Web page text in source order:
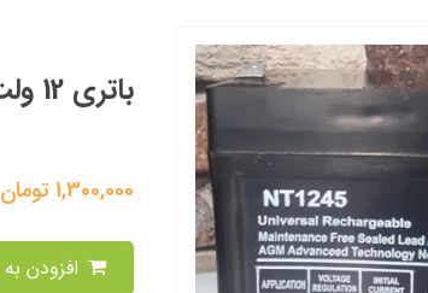
باتری 12 ولت 4/5 آمپر NEPTUNE POWER
1,300,000تومان